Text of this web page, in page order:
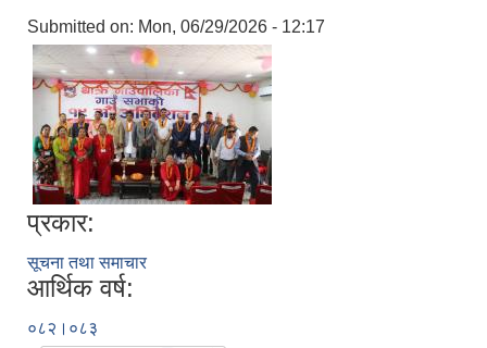
Submitted on: Mon, 06/29/2026 - 12:17
प्रकार:
सूचना तथा समाचार
आर्थिक वर्ष:
०८२।०८३